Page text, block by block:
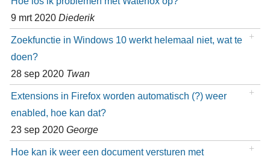
9 mrt 2020 Diederik
Zoekfunctie in Windows 10 werkt helemaal niet, wat te
doen?
28 sep 2020 Twan
Extensions in Firefox worden automatisch (?) weer
enabled, hoe kan dat?
23 sep 2020 George
Hoe kan ik weer een document versturen met